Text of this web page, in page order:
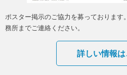
ポスター掲示のご協力を募っております
務所までご連絡ください。
詳しい情報は